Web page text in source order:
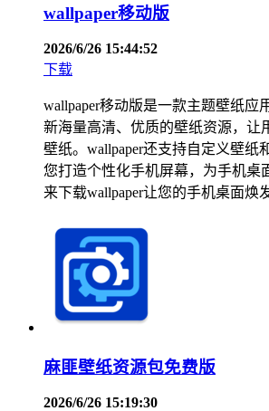
wallpaper移动版
2026/6/26 15:44:52
下载
wallpaper移动版是一款主题壁纸应
新海量高清、优质的壁纸资源，让
壁纸。wallpaper还支持自定义壁纸
您打造个性化手机屏幕，为手机桌
来下载wallpaper让您的手机桌面焕
麻匪壁纸资源包免费版
2026/6/26 15:19:30